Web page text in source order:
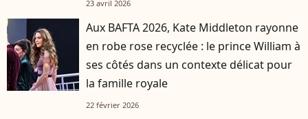
23 avril 2026
Aux BAFTA 2026, Kate Middleton rayonne
en robe rose recyclée : le prince William à
ses côtés dans un contexte délicat pour
la famille royale
22 février 2026